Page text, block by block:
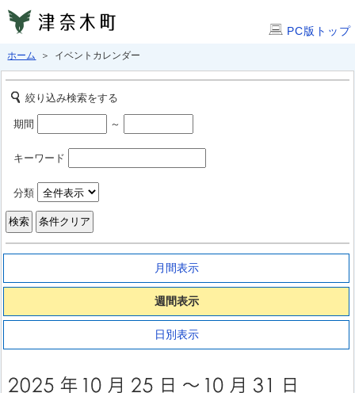
PC版トップ
ホーム ＞ イベントカレンダー
絞り込み検索をする
期間 ～
キーワード
分類
月間表示
週間表示
日別表示